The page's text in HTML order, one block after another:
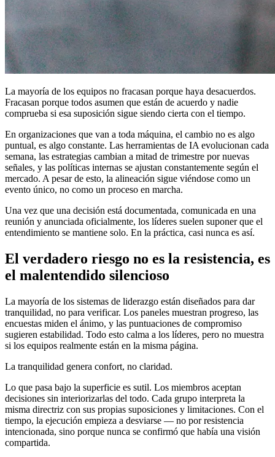
La mayoría de los equipos no fracasan porque haya desacuerdos.
Fracasan porque todos asumen que están de acuerdo y nadie
comprueba si esa suposición sigue siendo cierta con el tiempo.
En organizaciones que van a toda máquina, el cambio no es algo
puntual, es algo constante. Las herramientas de IA evolucionan cada
semana, las estrategias cambian a mitad de trimestre por nuevas
señales, y las políticas internas se ajustan constantemente según el
mercado. A pesar de esto, la alineación sigue viéndose como un
evento único, no como un proceso en marcha.
Una vez que una decisión está documentada, comunicada en una
reunión y anunciada oficialmente, los líderes suelen suponer que el
entendimiento se mantiene solo. En la práctica, casi nunca es así.
El verdadero riesgo no es la resistencia, es
el malentendido silencioso
La mayoría de los sistemas de liderazgo están diseñados para dar
tranquilidad, no para verificar. Los paneles muestran progreso, las
encuestas miden el ánimo, y las puntuaciones de compromiso
sugieren estabilidad. Todo esto calma a los líderes, pero no muestra
si los equipos realmente están en la misma página.
La tranquilidad genera confort, no claridad.
Lo que pasa bajo la superficie es sutil. Los miembros aceptan
decisiones sin interiorizarlas del todo. Cada grupo interpreta la
misma directriz con sus propias suposiciones y limitaciones. Con el
tiempo, la ejecución empieza a desviarse — no por resistencia
intencionada, sino porque nunca se confirmó que había una visión
compartida.